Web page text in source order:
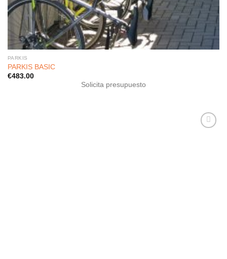
PARKIS
PARKIS BASIC
€483.00
Solicita presupuesto